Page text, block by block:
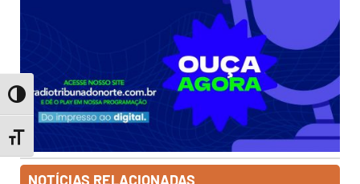
Toggle High Contrast
Toggle Font size
NOTÍCIAS RELACIONADAS